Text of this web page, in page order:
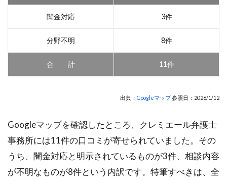
闇金対応 3件
分野不明 8件
合 計 11件
出典： Googleマップ参照日：2026/1/12
Googleマップを確認したところ、クレミエール弁護士
事務所には11件の口コミが寄せられていました。その
うち、闇金対応と明示されているものが3件、相談内容
が不明なものが8件という内訳です。特筆すべきは、全